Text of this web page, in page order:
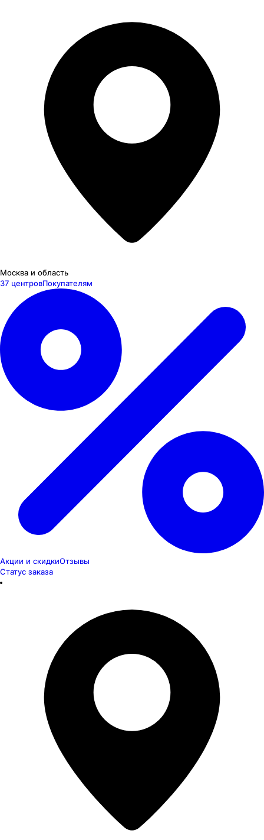
Москва и область
37 центровПокупателям
Акции и скидкиОтзывы
Статус заказа